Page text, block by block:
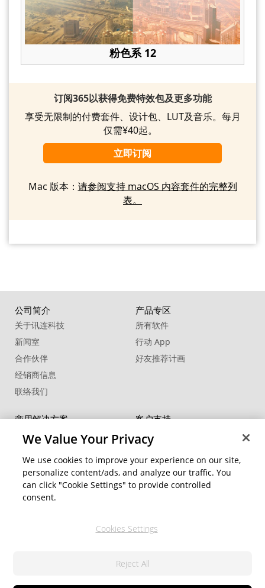
粉色系 12
订阅365以获得免费特效包及更多功能
享受无限制的付费套件、设计包、LUT及音乐。每月
仅需¥40起。
立即订阅
Mac 版本： 请参阅支持 macOS 内容套件的完整列
表。
公司简介
关于讯连科技
新闻室
合作伙伴
经销商信息
联络我们
产品专区
所有软件
行动 App
好友推荐计画
商用解决方案
FaceMe SDK
客户支持
支持中心
教学中心
社交网络资源
We Value Your Privacy
We use cookies to improve your experience on our site,
personalize content/ads, and analyze our traffic. You
can click "Cookie Settings" to provide controlled
consent.
Cookies Settings
Reject All